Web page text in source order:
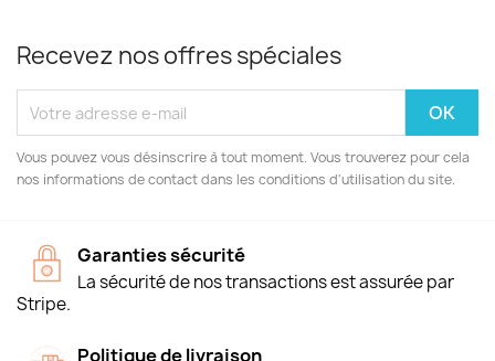
Recevez nos offres spéciales
Vous pouvez vous désinscrire à tout moment. Vous trouverez pour cela
nos informations de contact dans les conditions d'utilisation du site.
Garanties sécurité
La sécurité de nos transactions est assurée par
Stripe.
Politique de livraison